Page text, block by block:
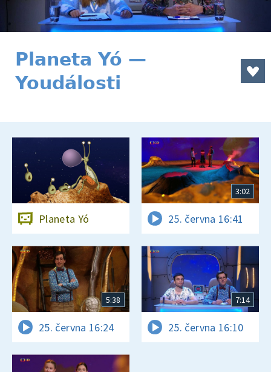
Planeta Yó —
Youdálosti
Planeta Yó
3:02
25. června 16:41
5:38
25. června 16:24
7:14
25. června 16:10